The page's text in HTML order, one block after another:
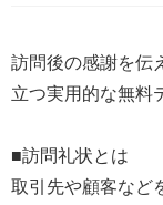
訪問後の感謝を伝
立つ実用的な無料
■訪問礼状とは
取引先や顧客など